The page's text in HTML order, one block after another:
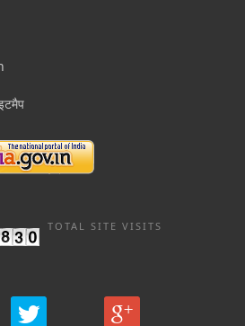
TOTAL SITE VISITS